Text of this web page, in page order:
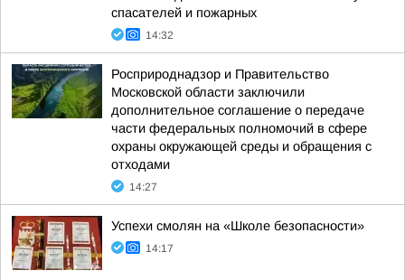
спасателей и пожарных
14:32
Росприроднадзор и Правительство
Московской области заключили
дополнительное соглашение о передаче
части федеральных полномочий в сфере
охраны окружающей среды и обращения с
отходами
14:27
Успехи смолян на «Школе безопасности»
14:17